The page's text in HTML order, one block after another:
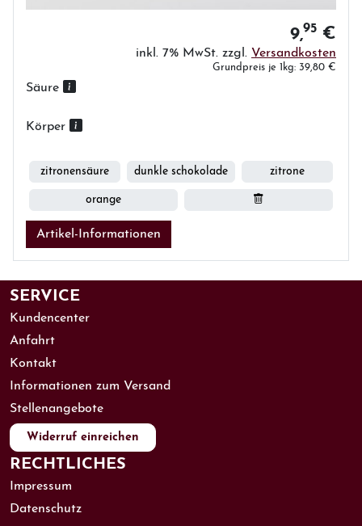
9,95 €
inkl. 7% MwSt. zzgl. Versandkosten
Grundpreis je 1kg: 39,80 €
Säure
Körper
zitronensäure dunkle schokolade zitrone
orange
Artikel-Informationen
SERVICE
Kundencenter
Anfahrt
Kontakt
Informationen zum Versand
Stellenangebote
Widerruf einreichen
RECHTLICHES
Impressum
Datenschutz